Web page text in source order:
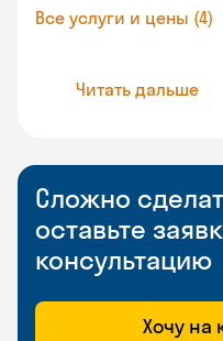
Все услуги и цены (4)
Читать дальше
Сложно
оставьте
консультацию
Хочу на